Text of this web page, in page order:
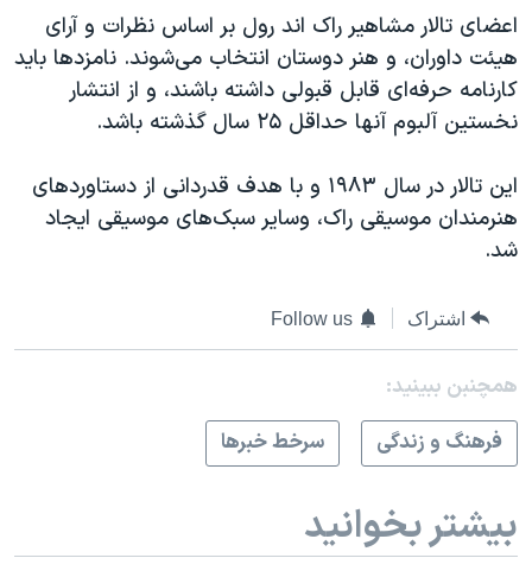
اعضای تالار مشاهیر راک اند رول بر اساس نظرات و آرای
هیئت داوران، و هنر دوستان انتخاب می‌شوند. نامزدها باید
کارنامه حرفه‌ای قابل قبولی داشته باشند، و از انتشار
نخستین آلبوم آنها حداقل ۲۵ سال گذشته باشد.
این‌ تالار در سال ۱۹۸۳ و با هدف قدردانی از دستاوردهای
هنرمندان موسیقی راک، و‌سایر سبک‌های موسیقی ایجاد
شد.
اشتراک Follow us
همچنبن ببینید:
فرهنگ و زندگی
سرخط خبرها
بیشتر بخوانید